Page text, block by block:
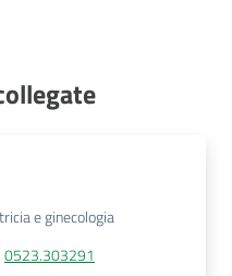
e ginecologia
0523.303291